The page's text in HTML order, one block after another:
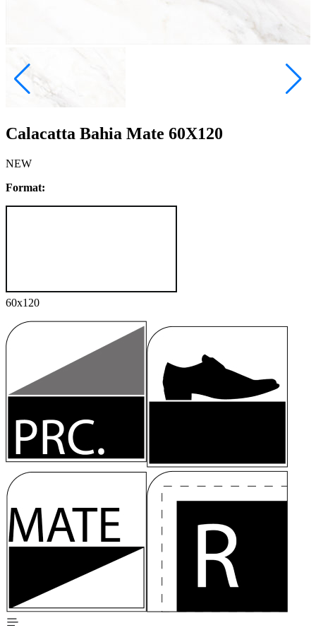
Calacatta Bahia Mate 60X120
NEW
Format:
60x120